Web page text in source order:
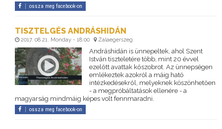
ossza meg facebook-on
TISZTELGÉS ANDRÁSHIDÁN
2017. 08 21. Monday - 18:00 Zalaegerszeg
Andráshidán is ünnepeltek, ahol Szent
István tiszteletére több, mint 20 évvel
ezelőtt avattak kőszobrot. Az ünnepségen
emlékeztek azokról a máig ható
intézkedésekről, melyeknek köszönhetően
- a megpróbáltatások ellenére - a
magyarság mindmáig képes volt fennmaradni.
ossza meg facebook-on